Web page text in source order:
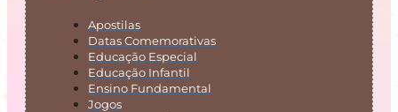
Apostilas
Datas Comemorativas
Educação Especial
Educação Infantil
Ensino Fundamental
Jogos